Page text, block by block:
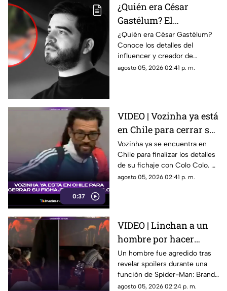
¿Quién era César
Gastélum? El
influencer 4s3s1n4d0
mientras realizaba una
transmisión en vivo en
Sinaloa
¿Quién era César Gastélum?
Conoce los detalles del
influencer y creador de
contenido que fue asesinado
agosto 05, 2026 02:41 p. m.
0:37
VIDEO | Vozinha ya está
en Chile para cerrar su
fichaje con Colo Colo
Vozinha ya se encuentra en
Chile para finalizar los detalles
de su fichaje con Colo Colo. El
momento fue captado en
agosto 05, 2026 02:41 p. m.
VIDEO | Linchan a un
hombre por hacer
spoilers durante la
función de Spider-Man:
Brand New Day
Un hombre fue agredido tras
revelar spoilers durante una
función de Spider-Man: Brand
New Day. El momento quedó
agosto 05, 2026 02:24 p. m.